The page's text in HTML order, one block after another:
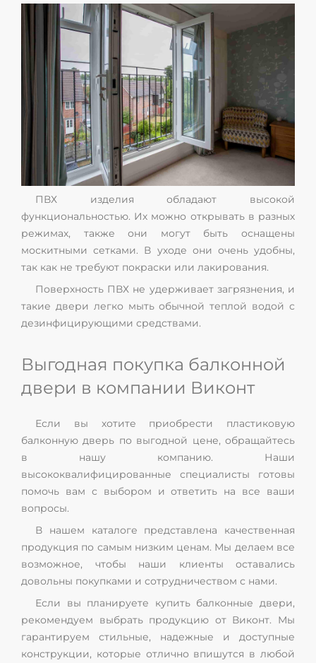
ПВХ изделия обладают высокой
функциональностью. Их можно открывать в разных
режимах, также они могут быть оснащены
москитными сетками. В уходе они очень удобны,
так как не требуют покраски или лакирования.
Поверхность ПВХ не удерживает загрязнения, и
такие двери легко мыть обычной теплой водой с
дезинфицирующими средствами.
Выгодная покупка балконной
двери в компании Виконт
Если вы хотите приобрести пластиковую
балконную дверь по выгодной цене, обращайтесь
в нашу компанию. Наши
высококвалифицированные специалисты готовы
помочь вам с выбором и ответить на все ваши
вопросы.
В нашем каталоге представлена качественная
продукция по самым низким ценам. Мы делаем все
возможное, чтобы наши клиенты оставались
довольны покупками и сотрудничеством с нами.
Если вы планируете купить балконные двери,
рекомендуем выбрать продукцию от Виконт. Мы
гарантируем стильные, надежные и доступные
конструкции, которые отлично впишутся в любой